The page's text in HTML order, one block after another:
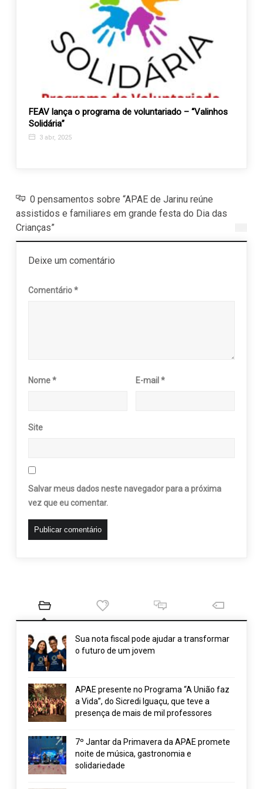
FEAV lança o programa de voluntariado – “Valinhos
Solidária”
3 abr, 2025
0 pensamentos sobre “APAE de Jarinu reúne
assistidos e familiares em grande festa do Dia das
Crianças”
Deixe um comentário
Comentário*
Nome* E-mail*
Site
Salvar meus dados neste navegador para a próxima
vez que eu comentar.
Sua nota fiscal pode ajudar a transformar
o futuro de um jovem
APAE presente no Programa “A União faz
a Vida”, do Sicredi Iguaçu, que teve a
presença de mais de mil professores
7º Jantar da Primavera da APAE promete
noite de música, gastronomia e
solidariedade